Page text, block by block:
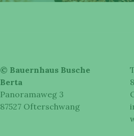
© Bauernhaus Busche
Berta
Panoramaweg 3
87527 Ofterschwang